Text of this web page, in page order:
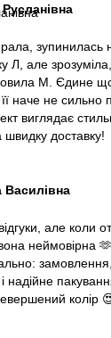
зупинилась
Л, але
М. Єдине
наче не сильно
виглядає
доставку!
Василівна
але коли
неймовірна
замовлення,
надійне
колір